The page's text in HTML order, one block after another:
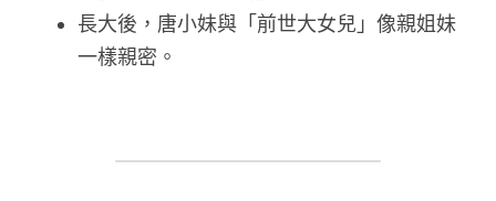
長大後，唐小妹與「前世大女兒」像親姐妹
一樣親密。